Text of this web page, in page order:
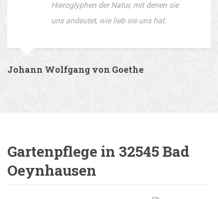
Hieroglyphen der Natur, mit denen sie
uns andeutet, wie lieb sie uns hat.
Johann Wolfgang von Goethe
Gartenpflege in 32545 Bad
Oeynhausen